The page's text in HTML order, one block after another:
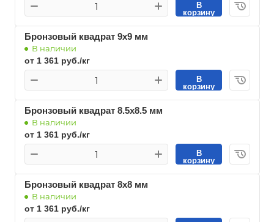
В
корзину
Бронзовый квадрат 9х9 мм
В наличии
от 1 361 руб./кг
В
корзину
Бронзовый квадрат 8.5х8.5 мм
В наличии
от 1 361 руб./кг
В
корзину
Бронзовый квадрат 8х8 мм
В наличии
от 1 361 руб./кг